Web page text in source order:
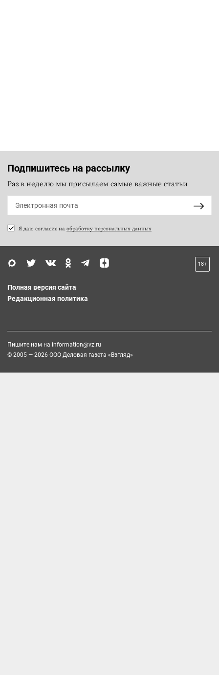
Подпишитесь на рассылку
Раз в неделю мы присылаем самые важные статьи
Я даю согласие на обработку персональных данных
18+
Полная версия сайта
Редакционная политика
Пишите нам на information@vz.ru
© 2005 — 2026 ООО Деловая газета «Взгляд»